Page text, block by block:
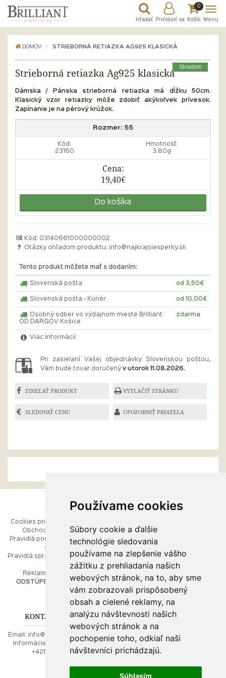
Používame cookies
Súbory cookie a ďalšie
technológie sledovania
používame na zlepšenie vášho
zážitku z prehliadania našich
webových stránok, na to, aby sme
vám zobrazovali prispôsobený
obsah a cielené reklamy, na
analýzu návštevnosti našich
webových stránok a na
pochopenie toho, odkiaľ naši
návštevníci prichádzajú.
Súhlasím
Hľadať Prihlásiť sa
0
Košík Menu
DOMOV STRIEBORNÁ RETIAZKA AG925 KLASICKÁ
Skladom
Strieborná retiazka Ag925 klasická
Dámska / Pánska strieborná retiazka má dĺžku 50cm.
Klasický vzor retiazky môže zdobiť akýkoľvek prívesok.
Zapínanie je na pérový krúžok.
Rozmer: 55
Kód:
23160
Hmotnosť:
3.80g
Cena:
19,40€
Do košíka
Kód: 03140661000000002
Otázky ohľadom produktu:
info@najkrajsiesperky.sk
Tento produkt môžete mať s dodaním:
Slovenská pošta od 3,50€
Slovenská pošta - Kuriér od 10,00€
Osobný odber vo výdajnom mieste Brilliant
OD DARGOV Košice
zdarma
Viac informácií
Pri zasielaní Vašej objednávky Slovenskou poštou,
Vám bude tovar doručený v utorok 11.08.2026.
ZDIEĽAŤ PRODUKT VYTLAČIŤ STRÁNKU
SLEDOVAŤ CENU UPOZORNIŤ PRIATEĽA
ESHOP
Cookies pri prezeraní stránok
Obchodné podmienky
Pravidlá používania webových
stránok
Pravidlá spracúvania osobných
Reklamačný poriadok
ODSTÚPENIE OD ZMLUVY
RÝCHLE MENU
Ako balíme Vaše šperky
Kontaktujte nás
PORADŇA
Ako nakupovať
O drahých kovoch
Doprava a poštovné
KONTAKT NA NÁS
Email:
info@najkrajsiesperky.sk
Informácie:
+421917 881556,
+421556224323